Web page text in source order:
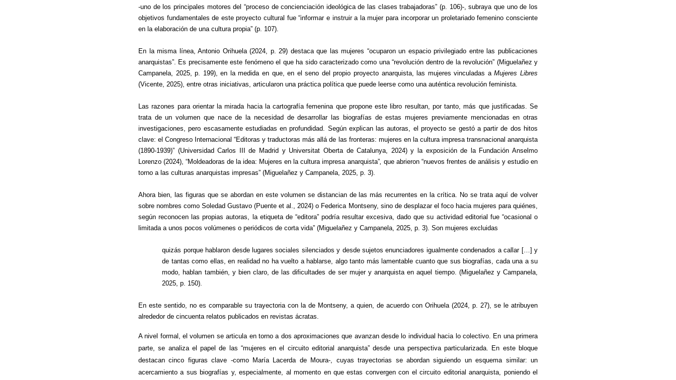
-uno de los principales motores del “proceso de concienciación ideológica de las clases trabajadoras” (p. 106)-, subraya que uno de los
objetivos fundamentales de este proyecto cultural fue “informar e instruir a la mujer para incorporar un proletariado femenino consciente
en la elaboración de una cultura propia” (p. 107).
En la misma línea, Antonio Orihuela (2024, p. 29) destaca que las mujeres “ocuparon un espacio privilegiado entre las publicaciones
anarquistas”. Es precisamente este fenómeno el que ha sido caracterizado como una “revolución dentro de la revolución” (Miguelañez y
Campanela, 2025, p. 199), en la medida en que, en el seno del propio proyecto anarquista, las mujeres vinculadas a Mujeres Libres
(Vicente, 2025), entre otras iniciativas, articularon una práctica política que puede leerse como una auténtica revolución feminista.
Las razones para orientar la mirada hacia la cartografía femenina que propone este libro resultan, por tanto, más que justificadas. Se
trata de un volumen que nace de la necesidad de desarrollar las biografías de estas mujeres previamente mencionadas en otras
investigaciones, pero escasamente estudiadas en profundidad. Según explican las autoras, el proyecto se gestó a partir de dos hitos
clave: el Congreso Internacional “Editoras y traductoras más allá de las fronteras: mujeres en la cultura impresa transnacional anarquista
(1890-1939)” (Universidad Carlos III de Madrid y Universitat Oberta de Catalunya, 2024) y la exposición de la Fundación Anselmo
Lorenzo (2024), “Moldeadoras de la idea: Mujeres en la cultura impresa anarquista”, que abrieron “nuevos frentes de análisis y estudio en
torno a las culturas anarquistas impresas” (Miguelañez y Campanela, 2025, p. 3).
Ahora bien, las figuras que se abordan en este volumen se distancian de las más recurrentes en la crítica. No se trata aquí de volver
sobre nombres como Soledad Gustavo (Puente et al., 2024) o Federica Montseny, sino de desplazar el foco hacia mujeres para quiénes,
según reconocen las propias autoras, la etiqueta de “editora” podría resultar excesiva, dado que su actividad editorial fue “ocasional o
limitada a unos pocos volúmenes o periódicos de corta vida” (Miguelañez y Campanela, 2025, p. 3). Son mujeres excluidas
quizás porque hablaron desde lugares sociales silenciados y desde sujetos enunciadores igualmente condenados a callar […] y
de tantas como ellas, en realidad no ha vuelto a hablarse, algo tanto más lamentable cuanto que sus biografías, cada una a su
modo, hablan también, y bien claro, de las dificultades de ser mujer y anarquista en aquel tiempo. (Miguelañez y Campanela,
2025, p. 150).
En este sentido, no es comparable su trayectoria con la de Montseny, a quien, de acuerdo con Orihuela (2024, p. 27), se le atribuyen
alrededor de cincuenta relatos publicados en revistas ácratas.
A nivel formal, el volumen se articula en torno a dos aproximaciones que avanzan desde lo individual hacia lo colectivo. En una primera
parte, se analiza el papel de las “mujeres en el circuito editorial anarquista” desde una perspectiva particularizada. En este bloque
destacan cinco figuras clave -como María Lacerda de Moura-, cuyas trayectorias se abordan siguiendo un esquema similar: un
acercamiento a sus biografías y, especialmente, al momento en que estas convergen con el circuito editorial anarquista, poniendo el